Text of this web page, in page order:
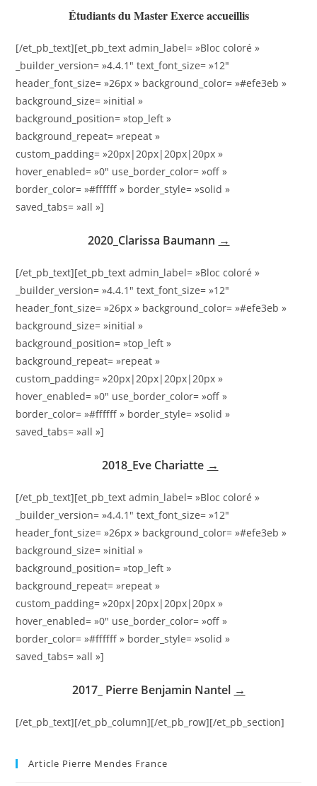
Étudiants du Master Exerce accueillis
[/et_pb_text][et_pb_text admin_label= »Bloc coloré »
_builder_version= »4.4.1″ text_font_size= »12″
header_font_size= »26px » background_color= »#efe3eb »
background_size= »initial »
background_position= »top_left »
background_repeat= »repeat »
custom_padding= »20px|20px|20px|20px »
hover_enabled= »0″ use_border_color= »off »
border_color= »#ffffff » border_style= »solid »
saved_tabs= »all »]
2020_Clarissa Baumann →
[/et_pb_text][et_pb_text admin_label= »Bloc coloré »
_builder_version= »4.4.1″ text_font_size= »12″
header_font_size= »26px » background_color= »#efe3eb »
background_size= »initial »
background_position= »top_left »
background_repeat= »repeat »
custom_padding= »20px|20px|20px|20px »
hover_enabled= »0″ use_border_color= »off »
border_color= »#ffffff » border_style= »solid »
saved_tabs= »all »]
2018_Eve Chariatte →
[/et_pb_text][et_pb_text admin_label= »Bloc coloré »
_builder_version= »4.4.1″ text_font_size= »12″
header_font_size= »26px » background_color= »#efe3eb »
background_size= »initial »
background_position= »top_left »
background_repeat= »repeat »
custom_padding= »20px|20px|20px|20px »
hover_enabled= »0″ use_border_color= »off »
border_color= »#ffffff » border_style= »solid »
saved_tabs= »all »]
2017_ Pierre Benjamin Nantel →
[/et_pb_text][/et_pb_column][/et_pb_row][/et_pb_section]
Article Pierre Mendes France